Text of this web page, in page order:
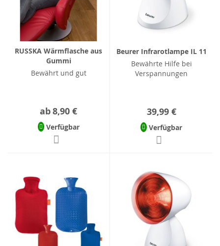
RUSSKA Wärmflasche aus
Gummi
Bewährt und gut
ab8,90 €
Verfügbar
Beurer Infrarotlampe IL 11
Bewährte Hilfe bei
Verspannungen
39,99 €
Verfügbar